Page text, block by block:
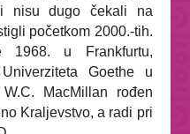
nisu dugo čekali na
početkom 2000.-tih.
1968. u Frankfurtu,
Goethe u
MacMillan rođen
Kraljevstvo, a radi pri